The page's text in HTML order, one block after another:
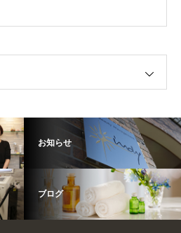
お知らせ
ブログ